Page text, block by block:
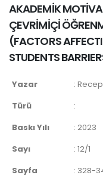
AKADEMİK
ÇEVRİMİÇİ
(FACTORS
STUDENTS
Yazar : Recep
Türü
:
Baskı Yılı
: 2023
Sayı
: 12/1
Sayfa
: 328-